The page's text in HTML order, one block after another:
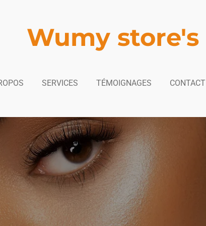
Wumy store's
SERVICES TÉMOIGNAGES CONTACT